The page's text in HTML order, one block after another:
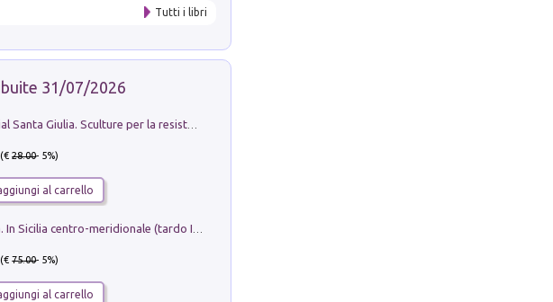
Tutti i libri
31/07/2026
(€28.00- 5%)
al carrello
Sofiana. In Sicilia centro-meridionale (tardo III-metà IX secolo d.C.): dall'agro-town tardo-imperiale al villaggio medio-bizantino. Nuova ediz.
(€75.00- 5%)
al carrello